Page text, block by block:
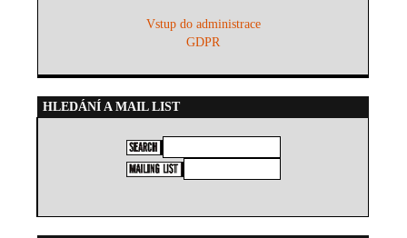
Vstup do administrace
GDPR
HLEDÁNÍ A MAIL LIST